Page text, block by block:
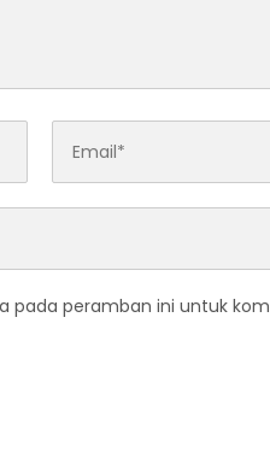
pada peramban ini untuk